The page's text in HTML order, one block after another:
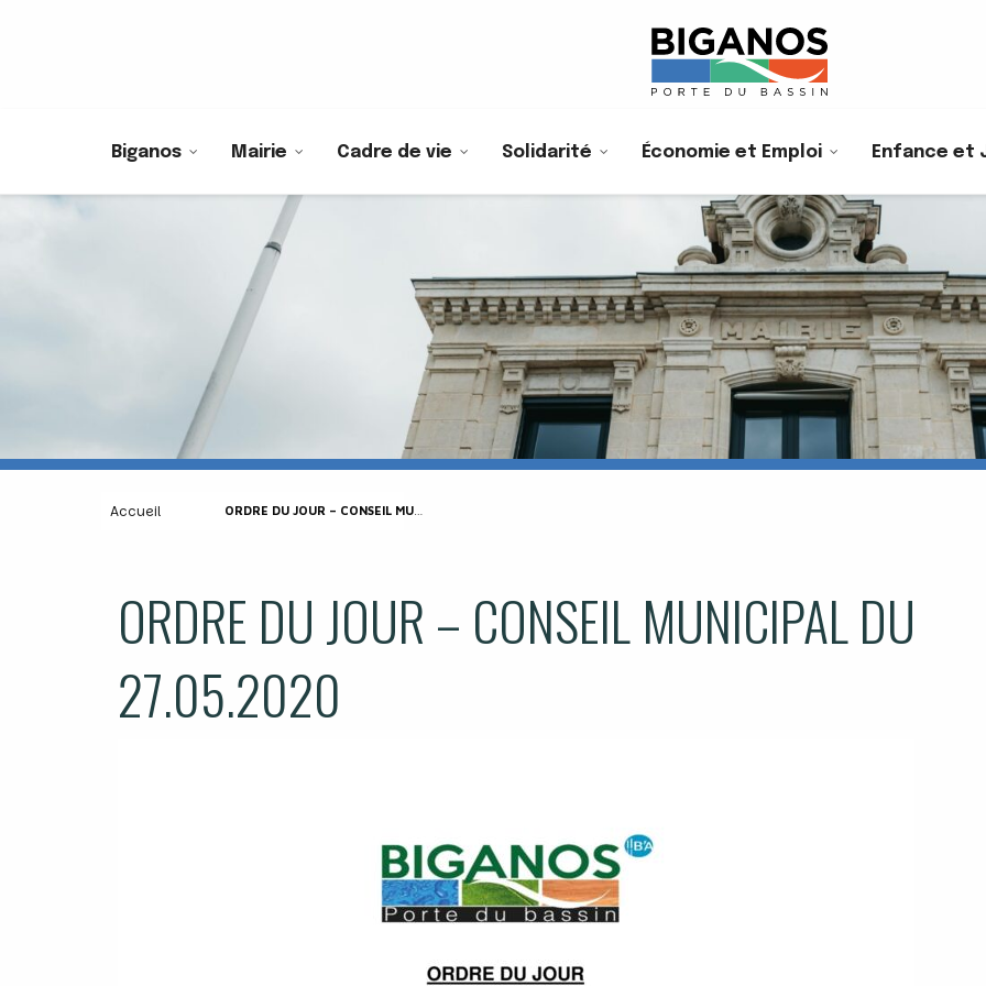
Biganos Mairie Cadre de vie Solidarité Économie et Emploi Enfance et
Accueil ORDRE DU JOUR – CONSEIL MUNICIPAL DU 27.05.2020
ORDRE DU JOUR – CONSEIL MUNICIPAL DU
27.05.2020